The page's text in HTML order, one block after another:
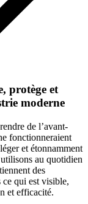
protège et
moderne
de l’avant-
fonctionneraient
et étonnamment
au quotidien
des
ce qui est visible,
et efficacité.